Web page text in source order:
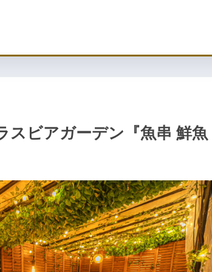
スビアガーデン『魚串 鮮魚